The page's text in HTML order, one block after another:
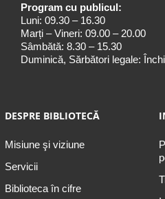
Program cu publicul:
Luni: 09.30 – 16.30
Marți – Vineri: 09.00 – 20.00
Sâmbătă: 8.30 – 15.30
Duminică, Sărbători legale:
DESPRE BIBLIOTECĂ
Misiune şi viziune
Servicii
Biblioteca în cifre